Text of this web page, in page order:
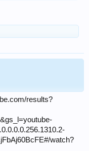
results?
watch?